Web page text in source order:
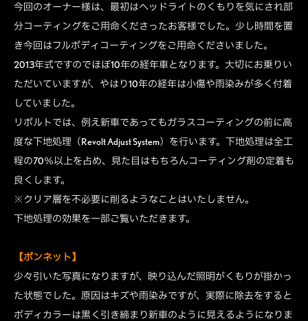
今回のオーナー様は、最初はヘッドライトのくもりを気にされ部
分コーティングをご用命くださったお客様でした。少し時間を置
き今回はフルボディコーティングをご用命くださいました。
2013年式ですのでほぼ10年の経年車となります。大切にお乗りい
ただいていますが、やはり10年の経年は小傷や雨染みが多く付着
していました。
リボルトでは、例え新車であってもガラスコーティングの前に高
度な下地処理（Revolt Adjust System）を行います。下地処理は全工
程の70％以上を占め、見た目はもちろんコーティング剤の定着も
良くします。
※クリア層を不必要に削るようなことはいたしません。
下地処理の効果を一部ご覧いただきます。
【ボンネット】
少々引いた写真になりますが、映り込んだ照明がくもりが掛かっ
た状態でした。原因はキズや雨染みですが、実際に除去をすると
ボディカラーは黒く引き締まり新車のように見えるようになりま